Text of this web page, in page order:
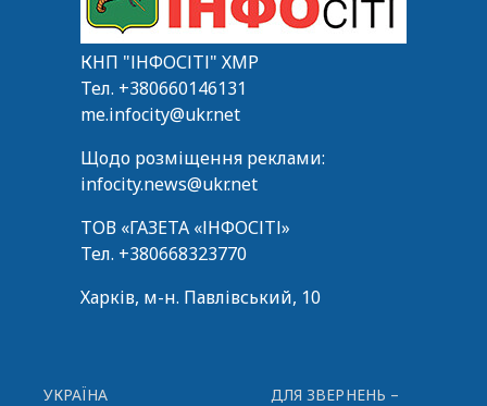
КНП "ІНФОСІТІ" ХМР
Тел. +380660146131
me.infocity@ukr.net
Щодо розміщення реклами:
infocity.news@ukr.net
ТОВ «ГАЗЕТА «ІНФОСІТІ»
Тел. +380668323770
Харків, м-н. Павлівський, 10
УКРАЇНА ДЛЯ ЗВЕРНЕНЬ –